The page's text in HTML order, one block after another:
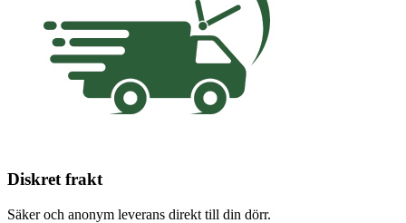
Diskret frakt
Säker och anonym leverans direkt till din dörr.